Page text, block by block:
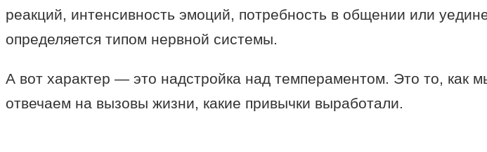
реакций, интенсивность эмоций, потребность в общении или
определяется типом нервной системы.
А вот характер — это надстройка над темпераментом. Это то, как
отвечаем на вызовы жизни, какие привычки выработали.